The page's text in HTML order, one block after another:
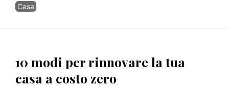
Categorie
Casa
10 modi per rinnovare la tua
casa a costo zero